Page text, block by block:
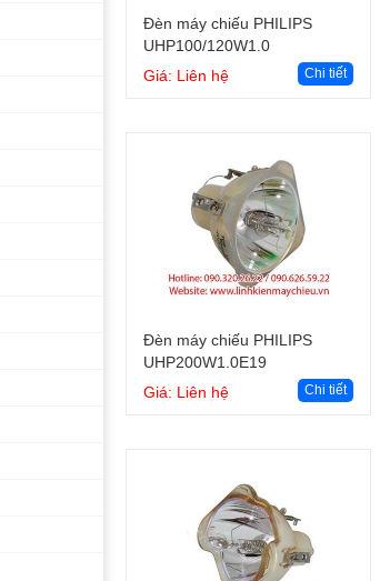
Giỏ hàng
Đèn máy chiếu PHILIPS
UHP100/120W1.0
Giá: Liên hệ
Chi tiết
Giỏ hàng
Đèn máy chiếu PHILIPS
UHP200W1.0E19
Giá: Liên hệ
Chi tiết